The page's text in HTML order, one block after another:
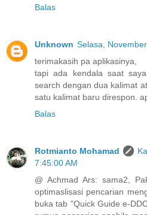
Balas
Unknown Selasa,
terimakasih pa aplikasinya,
tapi ada kendala saat
search dengan dua kalimat
satu kalimat baru direspon.
Balas
Rotmianto Mohamad
7:45:00 AM
@ Achmad Ars: sama2,
optimaslisasi pencarian
buka tab "Quick Guide e-